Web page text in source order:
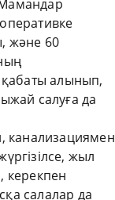
және 60
алынып,
салуға да
канализациямен
жыл
салалар да